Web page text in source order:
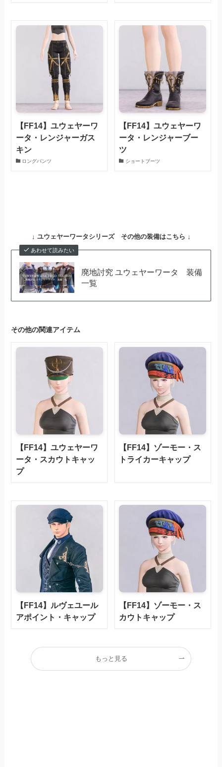
【FF14】ユウェヤーワ
ータ・レンジャーガス
キン
ロングパンツ
【FF14】ユウェヤーワ
ータ・レンジャーブー
ツ
ショートブーツ
↓ ユウェヤーワータシリーズ その他の装備はこちら ↓
あわせて読みたい
廃地討究 ユウェヤーワータ 装備
一覧
その他の関連アイテム
【FF14】ユウェヤーワ
ータ・スカウトキャッ
プ
【FF14】ゾーモー・ス
トライカーキャップ
【FF14】ルヴェユール
アポイント・キャップ
【FF14】ゾーモー・ス
カウトキャップ
もっと見る